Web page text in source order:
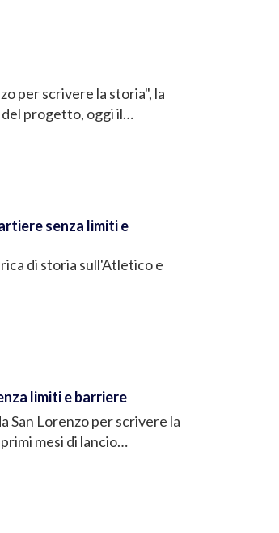
per scrivere la storia", la
progetto, oggi il…
senza limiti e
di storia sull'Atletico e
limiti e barriere
San Lorenzo per scrivere la
mesi di lancio…